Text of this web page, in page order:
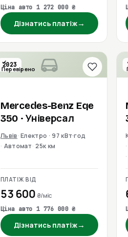
Ціна авто 1 272 000 ₴
Дізнатись платіж→
2023
Перевірено
Mercedes-Benz Eqe
350 · Універсал
Львів Електро · 97 кВт·год
Автомат 25к км
ПЛАТІЖ ВІД
53 600 ₴/міс
Ціна авто 1 776 000 ₴
Дізнатись платіж→